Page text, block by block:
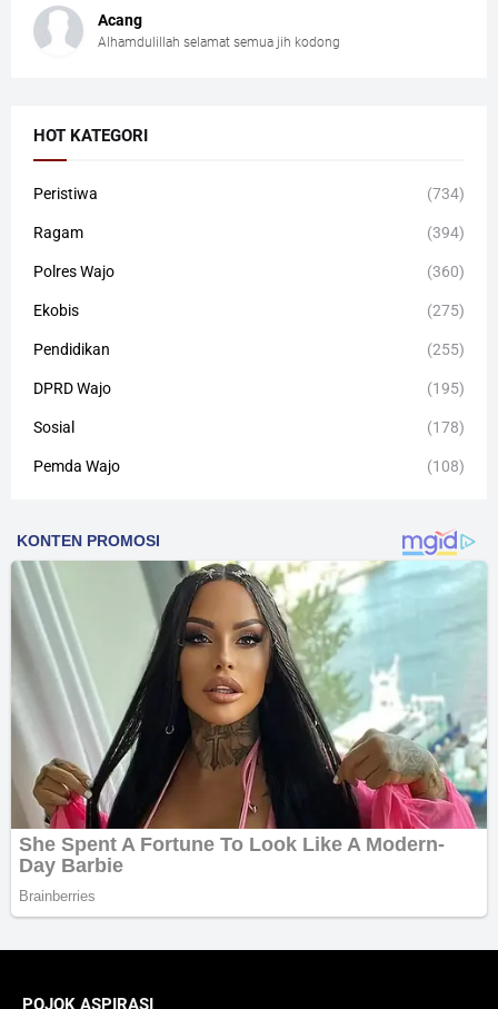
Acang
Alhamdulillah selamat semua jih kodong
HOT KATEGORI
Peristiwa (734)
Ragam (394)
Polres Wajo (360)
Ekobis (275)
Pendidikan (255)
DPRD Wajo (195)
Sosial (178)
Pemda Wajo (108)